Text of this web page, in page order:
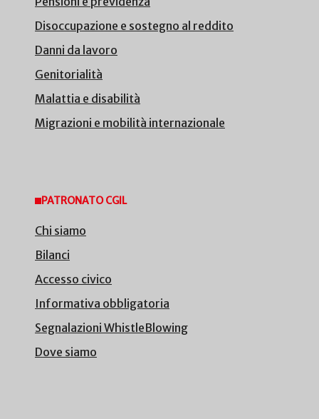
Disoccupazione e sostegno al reddito
Danni da lavoro
Genitorialità
Malattia e disabilità
Migrazioni e mobilità internazionale
PATRONATO CGIL
Chi siamo
Bilanci
Accesso civico
Informativa obbligatoria
Segnalazioni WhistleBlowing
Dove siamo